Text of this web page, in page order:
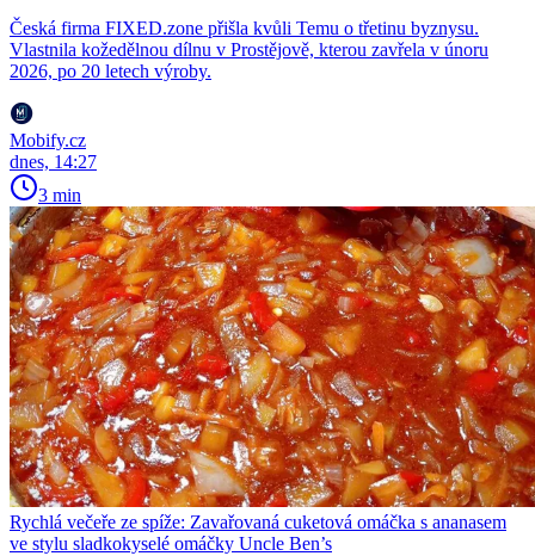
Česká firma FIXED.zone přišla kvůli Temu o třetinu byznysu.
Vlastnila kožedělnou dílnu v Prostějově, kterou zavřela v únoru
2026, po 20 letech výroby.
Mobify.cz
dnes, 14:27
3 min
Rychlá večeře ze spíže: Zavařovaná cuketová omáčka s ananasem
ve stylu sladkokyselé omáčky Uncle Ben’s